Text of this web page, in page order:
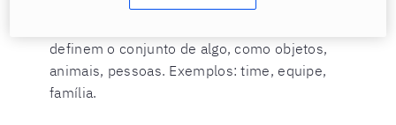
definem o conjunto de algo, como objetos,
animais, pessoas. Exemplos: time, equipe,
família.